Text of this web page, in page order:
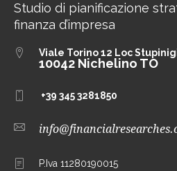
Studio di pianificazione
finanza d’impresa
Viale Torino 12 Loc
10042 Nichelino TO
+39 345 3281850
P.Iva 11280190015